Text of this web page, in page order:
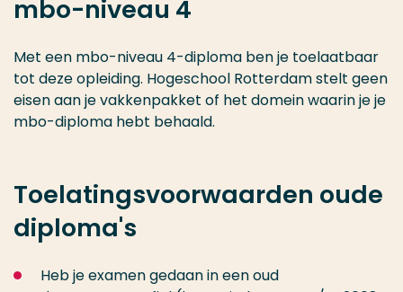
mbo-niveau 4
Met een mbo-niveau 4-diploma ben je toelaatbaar
tot deze opleiding. Hogeschool Rotterdam stelt geen
eisen aan je vakkenpakket of het domein waarin je je
mbo-diploma hebt behaald.
Toelatingsvoorwaarden oude
diploma's
Heb je examen gedaan in een oud